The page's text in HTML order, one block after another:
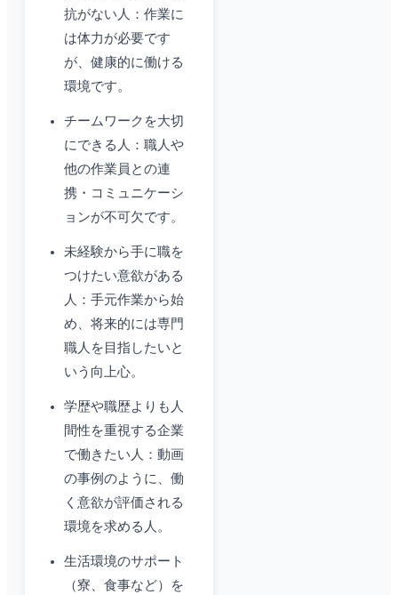
抗がない人：作業に
は体力が必要です
が、健康的に働ける
環境です。
チームワークを大切
にできる人：職人や
他の作業員との連
携・コミュニケーシ
ョンが不可欠です。
未経験から手に職を
つけたい意欲がある
人：手元作業から始
め、将来的には専門
職人を目指したいと
いう向上心。
学歴や職歴よりも人
間性を重視する企業
で働きたい人：動画
の事例のように、働
く意欲が評価される
環境を求める人。
生活環境のサポート
（寮、食事など）を